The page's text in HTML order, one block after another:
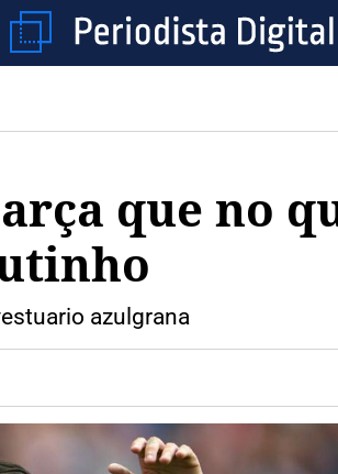
que no
azulgrana